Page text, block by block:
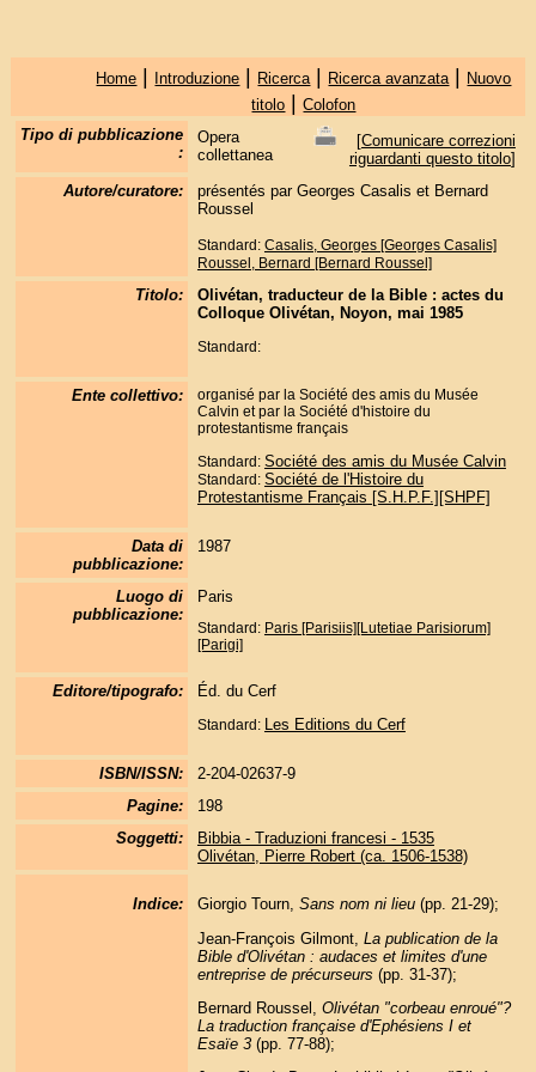
Home | Introduzione | Ricerca | Ricerca avanzata | Nuovo
titolo |Colofon
Tipo di pubblicazione
:
Opera
collettanea
[Comunicare correzioni
riguardanti questo titolo]
Autore/curatore:
présentés par Georges Casalis et Bernard
Roussel
Standard: Casalis, Georges [Georges Casalis]
Roussel, Bernard [Bernard Roussel]
Titolo:
Olivétan, traducteur de la Bible : actes du
Colloque Olivétan, Noyon, mai 1985
Standard:
Ente collettivo:
organisé par la Société des amis du Musée
Calvin et par la Société d'histoire du
protestantisme français
Standard: Société des amis du Musée Calvin
Standard: Société de l'Histoire du
Protestantisme Français [S.H.P.F.][SHPF]
Data di
pubblicazione:
1987
Luogo di
pubblicazione:
Paris
Standard: Paris [Parisiis][Lutetiae Parisiorum]
[Parigi]
Editore/tipografo: Éd. du Cerf
Standard: Les Editions du Cerf
ISBN/ISSN:
2-204-02637-9
Pagine:
198
Soggetti:
Bibbia - Traduzioni francesi - 1535
Olivétan, Pierre Robert (ca. 1506-1538)
Indice: Giorgio Tourn, Sans nom ni lieu(pp. 21-29);
Jean-François Gilmont, La publication de la
Bible d'Olivétan : audaces et limites d'une
entreprise de précurseurs (pp. 31-37);
Bernard Roussel, Olivétan "corbeau enroué"?
La traduction française d'Ephésiens I et
Esaïe 3(pp. 77-88);